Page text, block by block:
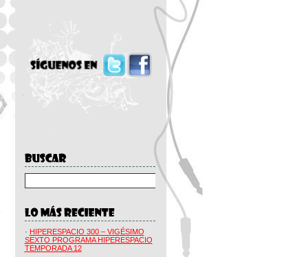
· HIPERESPACIO 300 – VIGÉSIMO
SEXTO PROGRAMA HIPERESPACIO
TEMPORADA 12